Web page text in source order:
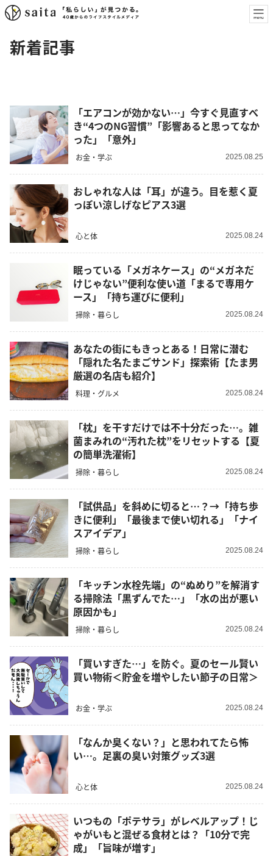
新着記事
「エアコンが効かない…」今すぐ見直すべ
き“4つのNG習慣”「影響あると思ってなか
った」「意外」
お金・学ぶ 2025.08.25
おしゃれな人は「耳」が違う。目を惹く夏
っぽい涼しげなピアス3選
心と体 2025.08.24
眠っている「メガネケース」の“メガネだ
けじゃない”便利な使い道「まるで専用ケ
ース」「持ち運びに便利」
掃除・暮らし 2025.08.24
あなたの街にもきっとある！日常に潜む
「隠れた名たまごサンド」探索術【たま男
厳選の名店も紹介】
料理・グルメ 2025.08.24
「枕」を干すだけでは不十分だった…。雑
菌まみれの“汚れた枕”をリセットする【夏
の簡単洗濯術】
掃除・暮らし 2025.08.24
「試供品」を斜めに切ると…？→「持ち歩
きに便利」「最後まで使い切れる」「ナイ
スアイデア」
掃除・暮らし 2025.08.24
「キッチン水栓先端」の“ぬめり”を解消す
る掃除法「黒ずんでた…」「水の出が悪い
原因かも」
掃除・暮らし 2025.08.24
「買いすぎた…」を防ぐ。夏のセール賢い
買い物術＜貯金を増やしたい節子の日常＞
お金・学ぶ 2025.08.24
「なんか臭くない？」と思われてたら怖
い…。足裏の臭い対策グッズ3選
心と体 2025.08.24
いつもの「ポテサラ」がレベルアップ！じ
ゃがいもと混ぜる食材とは？「10分で完
成」「旨味が増す」